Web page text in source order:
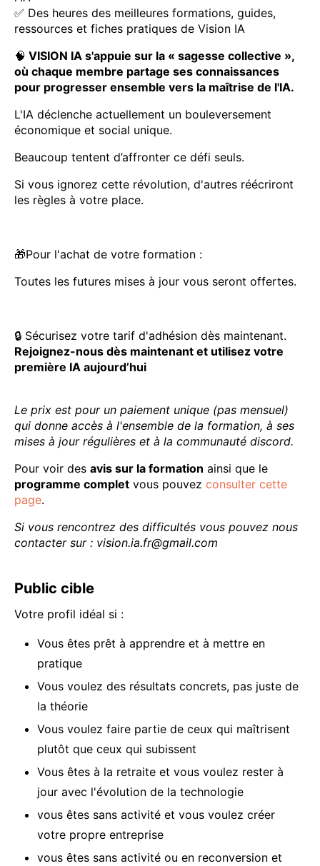
✅ Des heures des meilleures formations, guides,
ressources et fiches pratiques de Vision IA
🧠 VISION IA s'appuie sur la « sagesse collective »,
où chaque membre partage ses connaissances
pour progresser ensemble vers la maîtrise de l'IA.
L'IA déclenche actuellement un bouleversement
économique et social unique.
Beaucoup tentent d’affronter ce défi seuls.
Si vous ignorez cette révolution, d'autres réécriront
les règles à votre place.
🎁Pour l'achat de votre formation :
Toutes les futures mises à jour vous seront offertes.
🔒 Sécurisez votre tarif d'adhésion dès maintenant.
Rejoignez-nous dès maintenant et utilisez votre
première IA aujourd’hui
Le prix est pour un paiement unique (pas mensuel)
qui donne accès à l'ensemble de la formation, à ses
mises à jour régulières et à la communauté discord.
Pour voir des avis sur la formation ainsi que le
programme complet vous pouvez consulter cette
page.
Si vous rencontrez des difficultés vous pouvez nous
contacter sur : vision.ia.fr@gmail.com
Public cible
Votre profil idéal si :
Vous êtes prêt à apprendre et à mettre en
pratique
Vous voulez des résultats concrets, pas juste de
la théorie
Vous voulez faire partie de ceux qui maîtrisent
plutôt que ceux qui subissent
Vous êtes à la retraite et vous voulez rester à
jour avec l'évolution de la technologie
vous êtes sans activité et vous voulez créer
votre propre entreprise
vous êtes sans activité ou en reconversion et